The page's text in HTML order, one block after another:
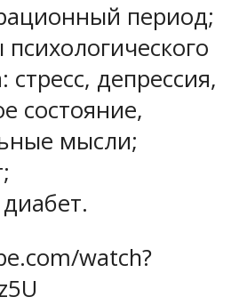
период;
стресс, депрессия,
состояние,
мысли;
watch?